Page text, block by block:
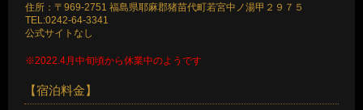
住所：〒969-2751 福島県耶麻郡猪苗代町若宮中ノ湯甲２９７５
TEL:0242-64-3341
公式サイトなし
※2022.4月中旬頃から休業中のようです
【宿泊料金】